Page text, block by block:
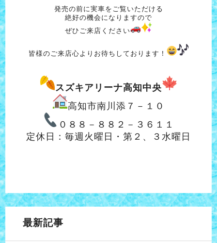
発売の前に実車をご覧いただける
絶好の機会になりますので
ぜひご来店ください
皆様のご来店心よりお待ちしております！
スズキアリーナ高知中央
高知市南川添７－１０
０８８－８８２－３６１１
定休日：毎週火曜日・第２、３水曜日
最新記事